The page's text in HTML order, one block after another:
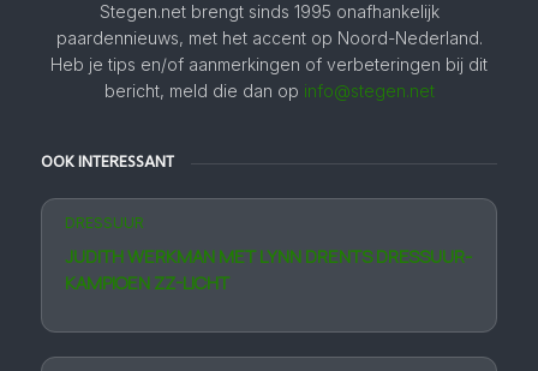
Stegen.net brengt sinds 1995 onafhankelijk
paardennieuws, met het accent op Noord-Nederland.
Heb je tips en/of aanmerkingen of verbeteringen bij dit
bericht, meld die dan op info@stegen.net
OOK INTERESSANT
DRESSUUR
JUDITH WERKMAN MET LYNN DRENTS DRESSUUR­
KAMPIOEN ZZ-LICHT